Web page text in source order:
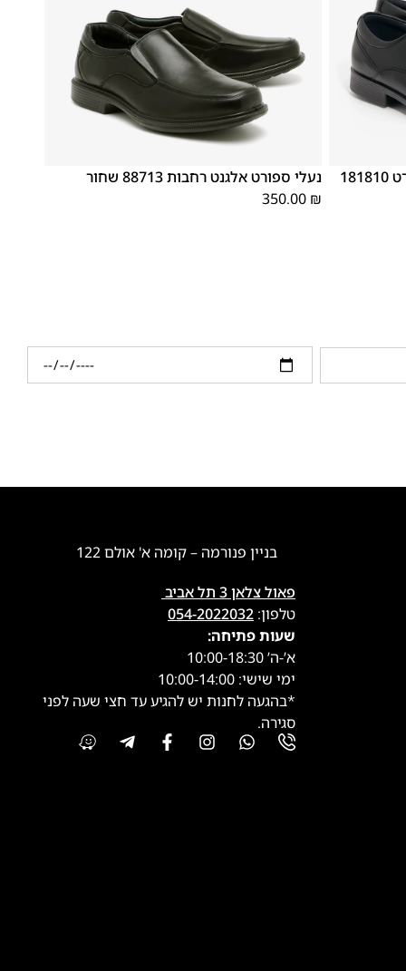
נעלי אלגנט לגברים אלגנט קומפורט 181810
נעלי ספורט אלגנט רחבות 88713 שחור
350.00 ₪
בניין פנורמה – קומה א' אולם 122
פאול צלאן 3 תל אביב
טלפון: 054-2022032
שעות פתיחה:
א’-ה’ 10:00-18:30
ימי שישי: 10:00-14:00
*בהגעה לחנות יש להגיע עד חצי שעה לפני
סגירה.